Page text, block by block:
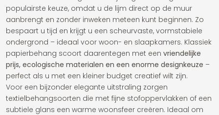
populairste keuze, omdat u de lijm direct op de muur
aanbrengt en zonder inweken meteen kunt beginnen. Zo
bespaart u tijd en krijgt u een scheurvaste, vormstabiele
ondergrond – ideaal voor woon- en slaapkamers. Klassiek
papierbehang scoort daarentegen met een vriendelijke
prijs, ecologische materialen en een enorme designkeuze –
perfect als u met een kleiner budget creatief wilt zijn.
Voor een bijzonder elegante uitstraling zorgen
textielbehangsoorten die met fijne stofoppervlakken of een
subtiele glans een warme woonsfeer creëren. Ideaal om